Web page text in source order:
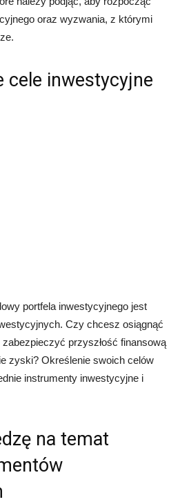
oraz wyzwania, z którymi
cele inwestycyjne
portfela inwestycyjnego jest
Czy chcesz osiągnąć
przyszłość finansową
zyski? Określenie swoich celów
instrumenty inwestycyjne i
na temat